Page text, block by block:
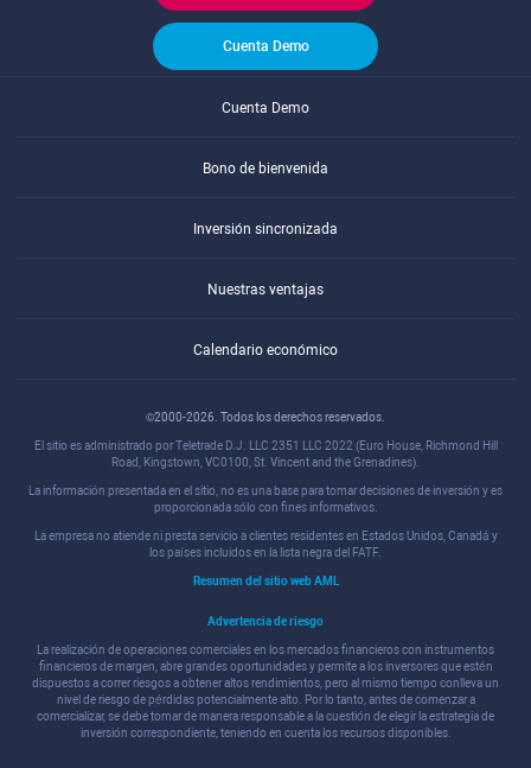
Cuenta Demo
Cuenta Demo
Bono de bienvenida
Inversión sincronizada
Nuestras ventajas
Calendario económico
©2000-2026. Todos los derechos reservados.
El sitio es administrado por Teletrade D.J. LLC 2351 LLC 2022 (Euro House, Richmond Hill
Road, Kingstown, VC0100, St. Vincent and the Grenadines).
La información presentada en el sitio, no es una base para tomar decisiones de inversión y es
proporcionada sólo con fines informativos.
La empresa no atiende ni presta servicio a clientes residentes en Estados Unidos, Canadá y
los países incluidos en la lista negra del FATF.
Resumen del sitio web AML
Advertencia de riesgo
La realización de operaciones comerciales en los mercados financieros con instrumentos
financieros de margen, abre grandes oportunidades y permite a los inversores que estén
dispuestos a correr riesgos a obtener altos rendimientos, pero al mismo tiempo conlleva un
nivel de riesgo de pérdidas potencialmente alto. Por lo tanto, antes de comenzar a
comercializar, se debe tomar de manera responsable a la cuestión de elegir la estrategia de
inversión correspondiente, teniendo en cuenta los recursos disponibles.